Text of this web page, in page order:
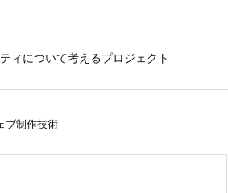
ィについて考えるプロジェクト

ブ制作技術